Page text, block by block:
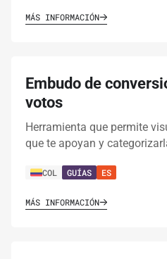
MÁS INFORMACIÓN
Embudo de
votos
Herramienta que permite
que te apoyan y
COL GUÍAS ES
MÁS INFORMACIÓN